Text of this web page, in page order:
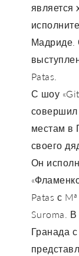
является
Мадриде.
Patas.
С шоу
совершил
местам в
своего
Он
Patas с
Suroma.
Гранада